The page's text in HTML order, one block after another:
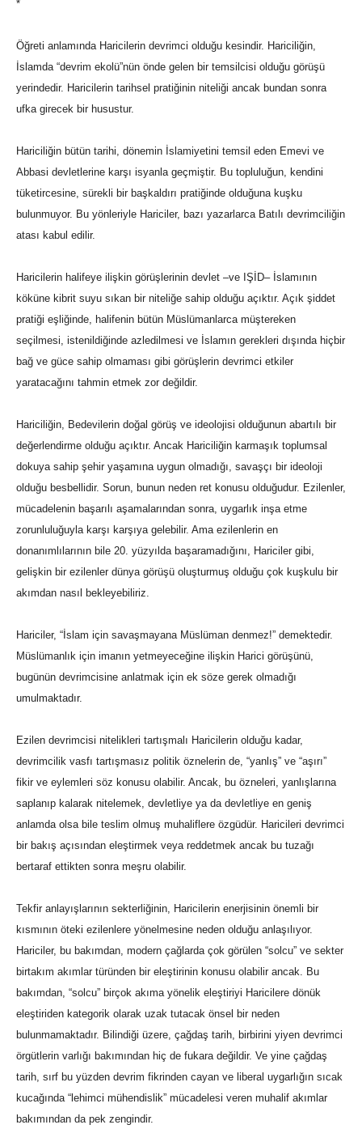
*
Öğreti anlamında Haricilerin devrimci olduğu kesindir. Hariciliğin,
İslamda “devrim ekolü”nün önde gelen bir temsilcisi olduğu görüşü
yerindedir. Haricilerin tarihsel pratiğinin niteliği ancak bundan sonra
ufka girecek bir husustur.
Hariciliğin bütün tarihi, dönemin İslamiyetini temsil eden Emevi ve
Abbasi devletlerine karşı isyanla geçmiştir. Bu topluluğun, kendini
tüketircesine, sürekli bir başkaldırı pratiğinde olduğuna kuşku
bulunmuyor. Bu yönleriyle Hariciler, bazı yazarlarca Batılı devrimciliğin
atası kabul edilir.
Haricilerin halifeye ilişkin görüşlerinin devlet –ve IŞİD– İslamının
köküne kibrit suyu sıkan bir niteliğe sahip olduğu açıktır. Açık şiddet
pratiği eşliğinde, halifenin bütün Müslümanlarca müştereken
seçilmesi, istenildiğinde azledilmesi ve İslamın gerekleri dışında hiçbir
bağ ve güce sahip olmaması gibi görüşlerin devrimci etkiler
yaratacağını tahmin etmek zor değildir.
Hariciliğin, Bedevilerin doğal görüş ve ideolojisi olduğunun abartılı bir
değerlendirme olduğu açıktır. Ancak Hariciliğin karmaşık toplumsal
dokuya sahip şehir yaşamına uygun olmadığı, savaşçı bir ideoloji
olduğu besbellidir. Sorun, bunun neden ret konusu olduğudur. Ezilenler,
mücadelenin başarılı aşamalarından sonra, uygarlık inşa etme
zorunluluğuyla karşı karşıya gelebilir. Ama ezilenlerin en
donanımlılarının bile 20. yüzyılda başaramadığını, Hariciler gibi,
gelişkin bir ezilenler dünya görüşü oluşturmuş olduğu çok kuşkulu bir
akımdan nasıl bekleyebiliriz.
Hariciler, “İslam için savaşmayana Müslüman denmez!” demektedir.
Müslümanlık için imanın yetmeyeceğine ilişkin Harici görüşünü,
bugünün devrimcisine anlatmak için ek söze gerek olmadığı
umulmaktadır.
Ezilen devrimcisi nitelikleri tartışmalı Haricilerin olduğu kadar,
devrimcilik vasfı tartışmasız politik öznelerin de, “yanlış” ve “aşırı”
fikir ve eylemleri söz konusu olabilir. Ancak, bu özneleri, yanlışlarına
saplanıp kalarak nitelemek, devletliye ya da devletliye en geniş
anlamda olsa bile teslim olmuş muhaliflere özgüdür. Haricileri devrimci
bir bakış açısından eleştirmek veya reddetmek ancak bu tuzağı
bertaraf ettikten sonra meşru olabilir.
Tekfir anlayışlarının sekterliğinin, Haricilerin enerjisinin önemli bir
kısmının öteki ezilenlere yönelmesine neden olduğu anlaşılıyor.
Hariciler, bu bakımdan, modern çağlarda çok görülen “solcu” ve sekter
birtakım akımlar türünden bir eleştirinin konusu olabilir ancak. Bu
bakımdan, “solcu” birçok akıma yönelik eleştiriyi Haricilere dönük
eleştiriden kategorik olarak uzak tutacak önsel bir neden
bulunmamaktadır. Bilindiği üzere, çağdaş tarih, birbirini yiyen devrimci
örgütlerin varlığı bakımından hiç de fukara değildir. Ve yine çağdaş
tarih, sırf bu yüzden devrim fikrinden cayan ve liberal uygarlığın sıcak
kucağında “lehimci mühendislik” mücadelesi veren muhalif akımlar
bakımından da pek zengindir.